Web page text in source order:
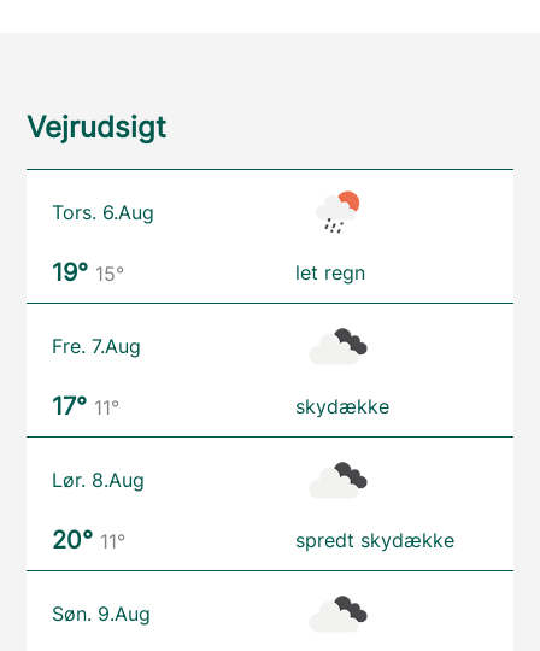
Vejrudsigt
Tors. 6.Aug
19° 15° let regn
Fre. 7.Aug
17° 11° skydække
Lør. 8.Aug
20° 11° spredt skydække
Søn. 9.Aug